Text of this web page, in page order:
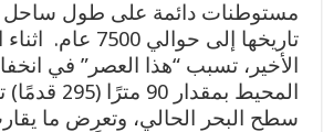
مستوطنات دائمة على طول ساحل
تاريخها إلى حوالي
الأخير، تسبب “هذا العصر” في
المحيط